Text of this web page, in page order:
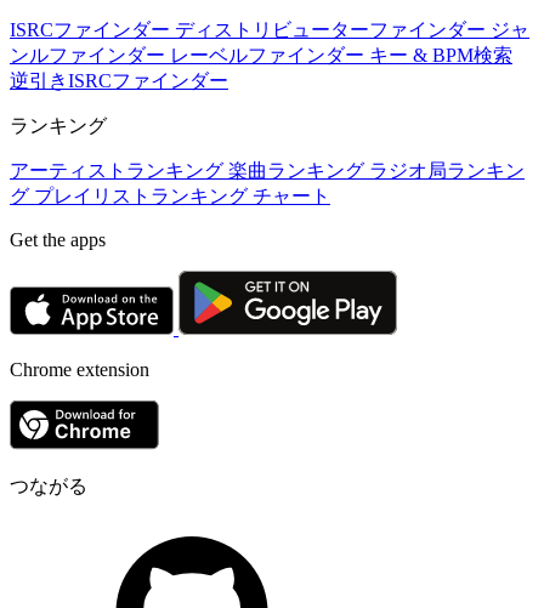
ISRCファインダー ディストリビューターファインダー ジャ
ンルファインダー レーベルファインダー キー & BPM検索
逆引きISRCファインダー
ランキング
アーティストランキング 楽曲ランキング ラジオ局ランキン
グ プレイリストランキング チャート
Get the apps
Chrome extension
つながる